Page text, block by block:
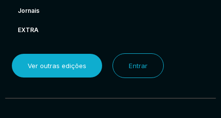
Jornais
EXTRA
Ver outras edições Entrar